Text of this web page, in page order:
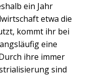
ein Jahr
etwa die
kommt ihr bei
eine
ihre immer
sind